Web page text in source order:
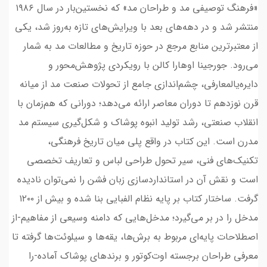
«فرهنگ توصیفی مد و طراحان مد» که نخستین‌بار در سال ۱۹۸۶
منتشر شد و در دهه‌های بعد با ویرایش‌های تازه‌ به‌روز شد، یکی
از معتبرترین منابع مرجع در حوزه تاریخ و مطالعات مد به شمار
می‌رود. جورجینا اوهارا کالن با رویکردی پژوهش‌محور و
دایره‌یالمعارفی، چشم‌اندازی جامع از تحولات صنعت مد از میانه
قرن نوزدهم تا دوران معاصر ارائه می‌دهد؛ دورانی که هم‌زمان با
انقلاب صنعتی، رشد تولید انبوه پوشاک و شکل‌گیری سیستم مد
مدرن است. این کتاب در واقع پلی میان تاریخ فرهنگی،
تکنیک‌های فنی، سیر تحول طراحی لباس و تعاریف تخصصی
است و نقش آن در استانداردسازی زبان فشن را نمی‌توان نادیده
گرفت. ساختار کتاب بر پایه نظام الفبایی بنا شده و بیش از ۱۲۰۰
مدخل را در بر می‌گیرد؛ مدخل‌هایی که دامنه وسیعی از مفاهیم-از
اصطلاحات پایه‌ای مربوط به برش‌ها، یقه‌ها و سیلوئت‌ها گرفته تا
معرفی طراحان برجسته اوت‌کوتور و برندهای پوشاک آماده-را